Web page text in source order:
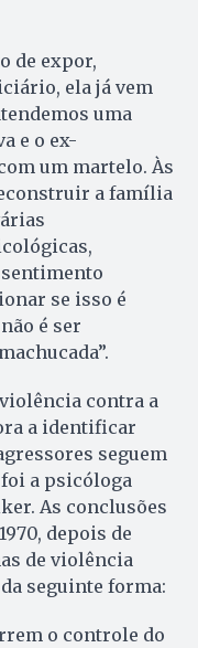
de expor,
ela já vem
uma
e o ex-
um martelo. Às
a família
se isso é
é ser
contra a
a identificar
seguem
a psicóloga
As conclusões
depois de
de violência
seguinte forma:
o controle do